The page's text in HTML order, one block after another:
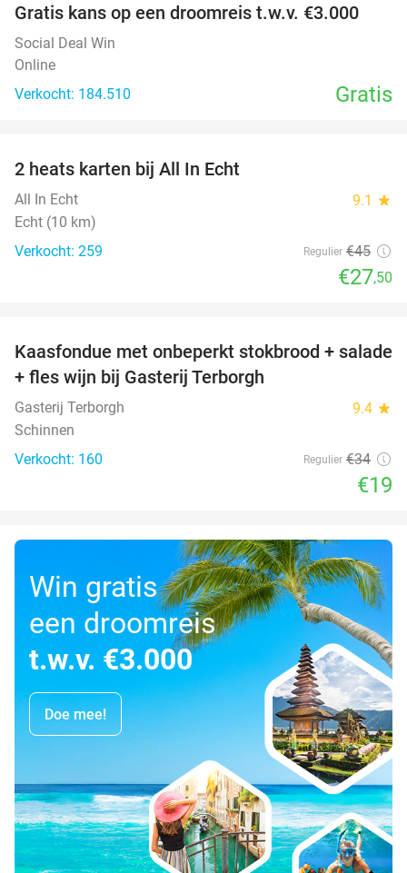
Gratis kans op een droomreis t.w.v. €3.000
Social Deal Win
Online
Verkocht: 184.510
Gratis
2 heats karten bij All In Echt
All In Echt 9.1 star
Echt (10 km)
Verkocht: 259
Regulier €45
€27,50
44%
Kaasfondue met onbeperkt stokbrood + salade
+ fles wijn bij Gasterij Terborgh
Gasterij Terborgh 9.4 star
Schinnen
Verkocht: 160
Regulier €34
€19
Win gratis
een droomreis
t.w.v. €3.000
Doe mee!